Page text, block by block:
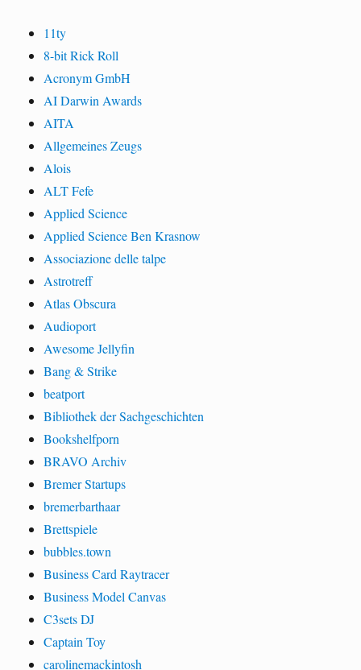
11ty
8-bit Rick Roll
Acronym GmbH
AI Darwin Awards
AITA
Allgemeines Zeugs
Alois
ALT Fefe
Applied Science
Applied Science Ben Krasnow
Associazione delle talpe
Astrotreff
Atlas Obscura
Audioport
Awesome Jellyfin
Bang & Strike
beatport
Bibliothek der Sachgeschichten
Bookshelfporn
BRAVO Archiv
Bremer Startups
bremerbarthaar
Brettspiele
bubbles.town
Business Card Raytracer
Business Model Canvas
C3sets DJ
Captain Toy
carolinemackintosh